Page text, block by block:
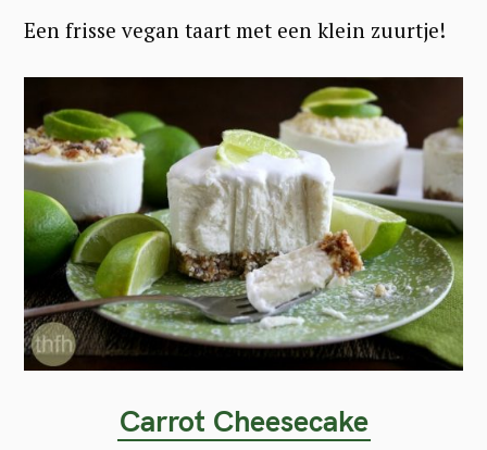
Een frisse vegan taart met een klein zuurtje!
Carrot Cheesecake